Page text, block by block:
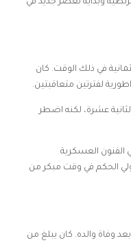
في ذلك الوقت. كان
لفترتين متعاقبتين.
عشرة، لكنه اضطر
الفنون العسكرية
الحكم في وقت مبكر من
تولى محمد الثاني العرش مرة أخرى في 1451 بعد وفاة والده. كان يبلغ من